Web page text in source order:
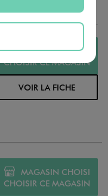
MAGASIN CHOISI
CHOISIR CE MAGASIN
VOIR LA FICHE
MAGASIN CHOISI
CHOISIR CE MAGASIN